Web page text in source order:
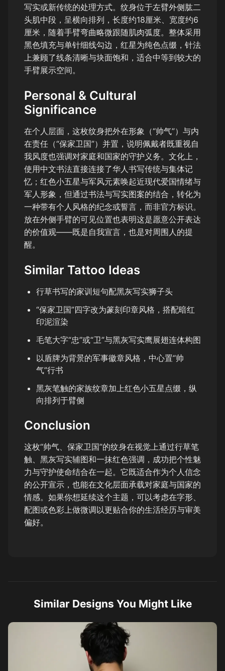
写实或新传统的处理方式。纹身位于左臂外侧肱二
头肌中段，呈横向排列，长度约18厘米、宽度约6
厘米，随着手臂弯曲略微跟随肌肉弧度。整体采用
黑色填充与单针细线勾边，红星为纯色点缀，针法
上兼顾了线条清晰与块面饱和，适合中等到较大的
手臂展示空间。
Personal & Cultural
Significance
在个人层面，这枚纹身把外在形象（“帅气”）与内
在责任（“保家卫国”）并置，说明佩戴者既重视自
我风度也强调对家庭和国家的守护义务。文化上，
使用中文书法直接连接了华人书写传统与集体记
忆；红色小五星与军风元素唤起近现代爱国情绪与
军人形象，但通过书法与写实图案的结合，转化为
一种带有个人风格的纪念或誓言，而非官方标识。
放在外侧手臂的可见位置也表明这是愿意公开表达
的价值观——既是自我宣言，也是对周围人的提
醒。
Similar Tattoo Ideas
行草书写的家训短句配黑灰写实狮子头
“保家卫国”四字改为篆刻印章风格，搭配暗红
印泥渲染
毛笔大字“忠”或“卫”与黑灰写实鹰展翅连体构图
以盾牌为背景的军事徽章风格，中心置“帅
气”行书
黑灰笔触的家族纹章加上红色小五星点缀，纵
向排列于臂侧
Conclusion
这枚“帅气、保家卫国”的纹身在视觉上通过行草笔
触、黑灰写实辅图和一抹红色强调，成功把个性魅
力与守护使命结合在一起。它既适合作为个人信念
的公开宣示，也能在文化层面承载对家庭与国家的
情感。如果你想延续这个主题，可以考虑在字形、
配图或色彩上做微调以更贴合你的生活经历与审美
偏好。
Similar Designs You Might Like